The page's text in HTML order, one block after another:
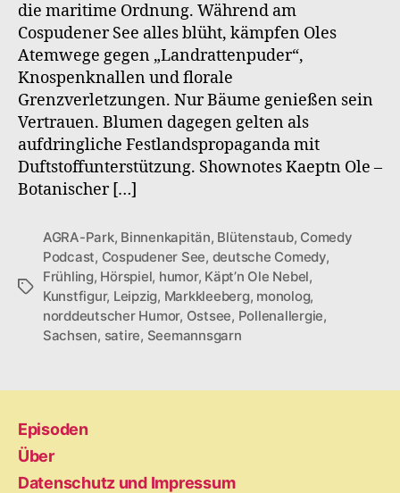
die maritime Ordnung. Während am
Cospudener See alles blüht, kämpfen Oles
Atemwege gegen „Landrattenpuder“,
Knospenknallen und florale
Grenzverletzungen. Nur Bäume genießen sein
Vertrauen. Blumen dagegen gelten als
aufdringliche Festlandspropaganda mit
Duftstoffunterstützung. Shownotes Kaeptn Ole –
Botanischer […]
Schlagwörter
AGRA-Park, Binnenkapitän, Blütenstaub, Comedy
Podcast, Cospudener See, deutsche Comedy,
Frühling, Hörspiel, humor, Käpt’n Ole Nebel,
Kunstfigur, Leipzig, Markkleeberg, monolog,
norddeutscher Humor, Ostsee, Pollenallergie,
Sachsen, satire, Seemannsgarn
Episoden
Über
Datenschutz und Impressum